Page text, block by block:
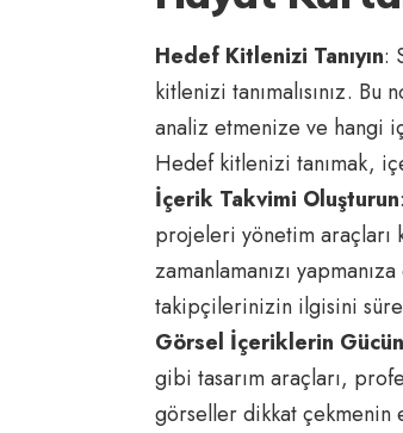
Hedef Kitlenizi Tanıyın:
kitlenizi tanımalısınız. Bu
analiz etmenize ve hangi
Hedef kitlenizi tanımak,
İçerik Takvimi Oluşturun
projeleri yönetim
zamanlamanızı
takipçilerinizin ilgisini
Görsel İçeriklerin
gibi tasarım araçları,
görseller dikkat çekmenin